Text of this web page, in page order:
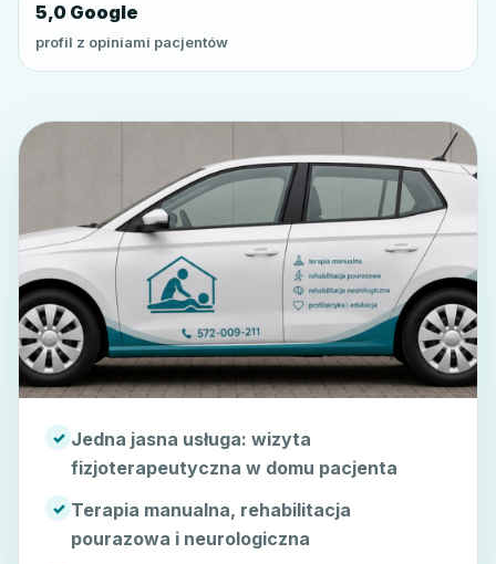
5,0 Google
profil z opiniami pacjentów
✓ Jedna jasna usługa: wizyta
fizjoterapeutyczna w domu pacjenta
✓ Terapia manualna, rehabilitacja
pourazowa i neurologiczna